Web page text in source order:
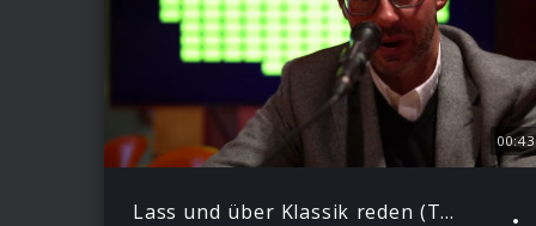
00:43
Lass und über Klassik reden (Trailer)